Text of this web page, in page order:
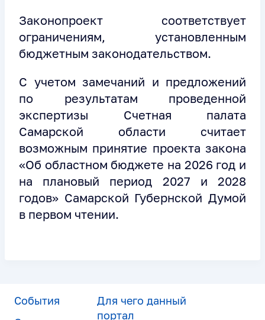
Законопроект соответствует
ограничениям, установленным
бюджетным законодательством.
С учетом замечаний и предложений
по результатам проведенной
экспертизы Счетная палата
Самарской области считает
возможным принятие проекта закона
«Об областном бюджете на 2026 год и
на плановый период 2027 и 2028
годов» Самарской Губернской Думой
в первом чтении.
События
Для чего данный
портал